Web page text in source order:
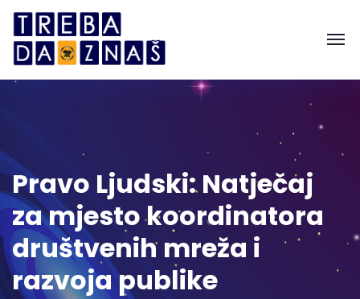
Pravo Ljudski: Natječaj
za mjesto koordinatora
društvenih mreža i
razvoja publike